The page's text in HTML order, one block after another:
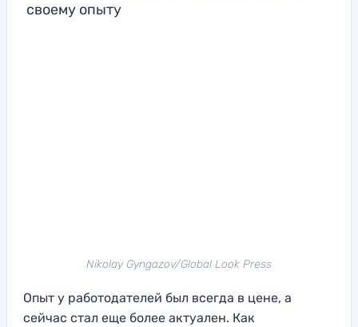
своему опыту
Nikolay Gyngazov/Global Look Press
Опыт у работодателей был всегда в цене, а
сейчас стал еще более актуален. Как